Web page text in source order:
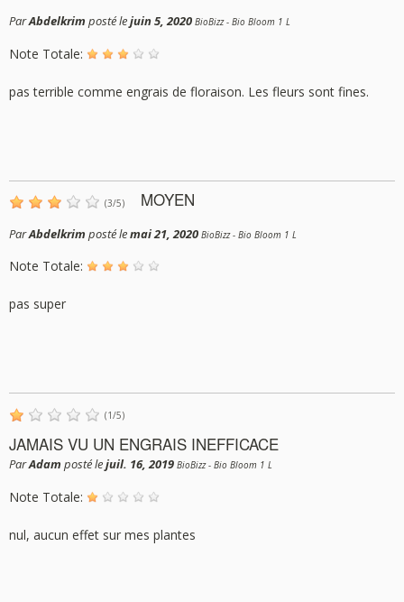
ParAbdelkrim posté lejuin 5, 2020 BioBizz - Bio Bloom 1 L
Note Totale:
pas terrible comme engrais de floraison. Les fleurs sont fines.
(3/5) MOYEN
ParAbdelkrim posté lemai 21, 2020 BioBizz - Bio Bloom 1 L
Note Totale:
pas super
(1/5)
JAMAIS VU UN ENGRAIS INEFFICACE
ParAdam posté lejuil. 16, 2019 BioBizz - Bio Bloom 1 L
Note Totale:
nul, aucun effet sur mes plantes